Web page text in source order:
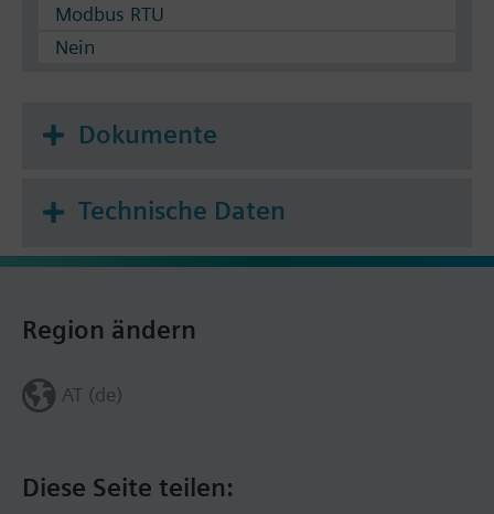
Modbus RTU
Nein
Dokumente
Technische Daten
Diese Seite teilen:
Region ändern
AT (de)